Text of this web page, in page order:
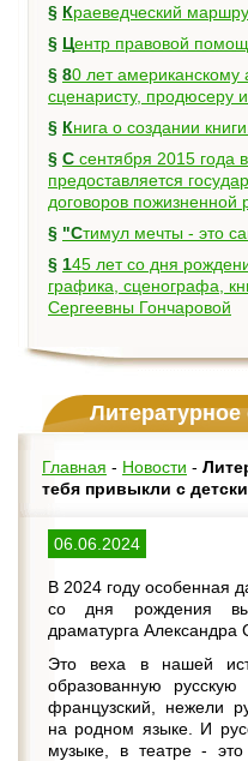
§
Краеведческий
§
Центр правовой
§ 80 лет американскому актёру, кинорежиссёру,
сценаристу, продюсеру
§
Книга о создании
§ С сентября 2015 года в Санкт-Петербурге
предоставляется
договоров пожизненной
§
"Стимул мечты - это
§ 145 лет со дня рождения театрального художника,
графика, сценографа,
Сергеевны Гончаровой
Литературное обозрение
Главная - Новости -
тебя привыкли с
06.06.2024
В 2024 году особенная
со дня рождения
драматурга Александра
Это веха в нашей
образованную
французский, нежели
на родном языке. И
музыке, в театре -